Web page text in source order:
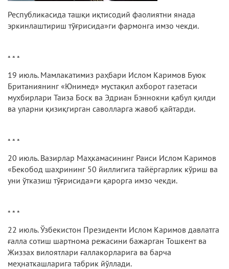
Республикасида ташқи иқтисодий фаолиятни янада
эркинлаштириш тўғрисида»ги фармонга имзо чекди.
* * *
19 июль. Мамлакатимиз раҳбари Ислом Каримов Буюк
Британиянинг «Юнимед» мустақил ахборот газетаси
мухбирлари Таиза Боск ва Эдриан Бэннокни қабул қилди
ва уларни қизиқгирган саволларга жавоб қайтарди.
* * *
20 июль. Вазирлар Маҳкамасининг Раиси Ислом Каримов
«Бекобод шаҳрининг 50 йиллигига тайёргарлик кўриш ва
уни ўтказиш тўғрисида»ги қарорга имзо чекди.
* * *
22 июль. Ўзбекистон Президенти Ислом Каримов давлатга
ғалла сотиш шартнома режасини бажарган Тошкент ва
Жиззах вилоятлари ғаллакорларига ва барча
меҳнаткашларига табрик йўллади.